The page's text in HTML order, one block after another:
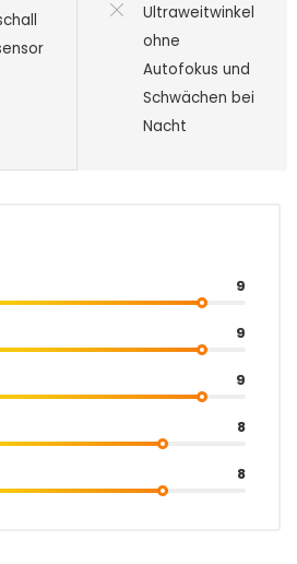
Ultraweitwinkel
ohne
Autofokus und
Schwächen bei
Nacht
9
9
9
8
8